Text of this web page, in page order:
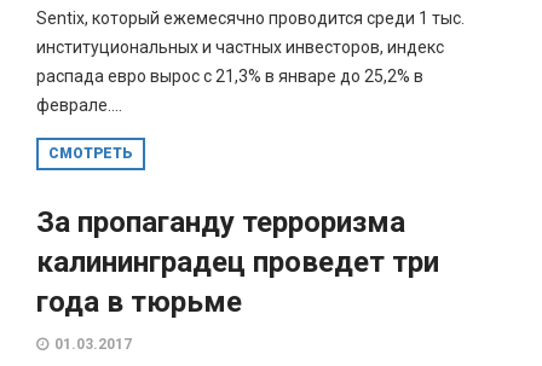
Sentix, который ежемесячно проводится среди 1 тыс.
институциональных и частных инвесторов, индекс
распада евро вырос с 21,3% в январе до 25,2% в
феврале....
СМОТРЕТЬ
За пропаганду терроризма
калининградец проведет три
года в тюрьме
01.03.2017